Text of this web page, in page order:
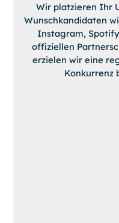
Wir platzieren Ihr
Wunschkandidaten
Instagram,
offiziellen
erzielen wir eine
Konkurrenz